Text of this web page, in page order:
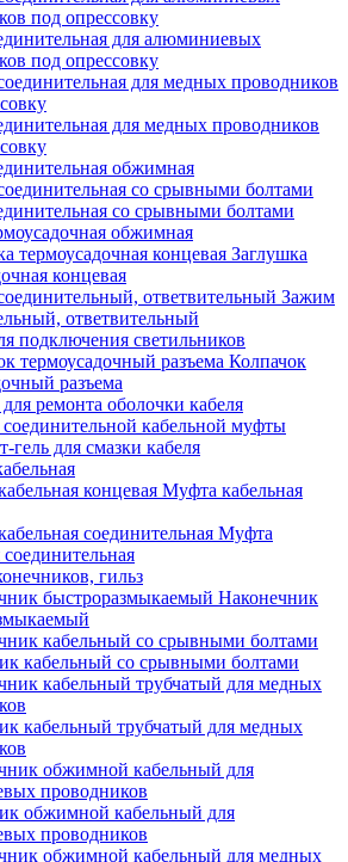
для алюминиевых
под опрессовку
для медных проводников
обжимная
со срывными болтами
обжимная
Заглушка
концевая
Зажим
ответвительный
подключения светильников
Колпачок
разъема
ремонта оболочки кабеля
кабельной муфты
гель для смазки кабеля
Муфта кабельная
Муфта
соединительная
гильз
Наконечник
кабельный со срывными болтами
кабельный трубчатый для медных
обжимной кабельный для
проводников